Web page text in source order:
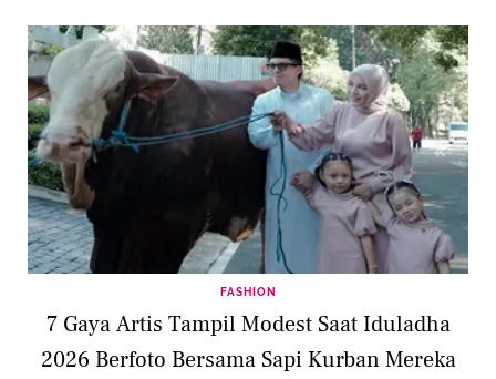
FASHION
7 Gaya Artis Tampil Modest Saat Iduladha
2026 Berfoto Bersama Sapi Kurban Mereka